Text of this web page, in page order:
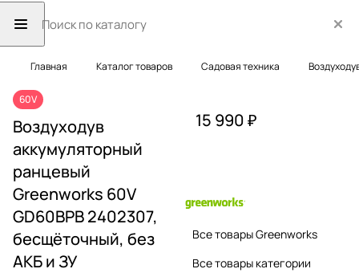
Главная Каталог товаров Садовая техника
60V
Воздуходув
аккумуляторный
ранцевый
Greenworks 60V
GD60BPB 2402307,
бесщёточный, без
АКБ и ЗУ
15 990 ₽
Все товары Greenworks
Все товары категории